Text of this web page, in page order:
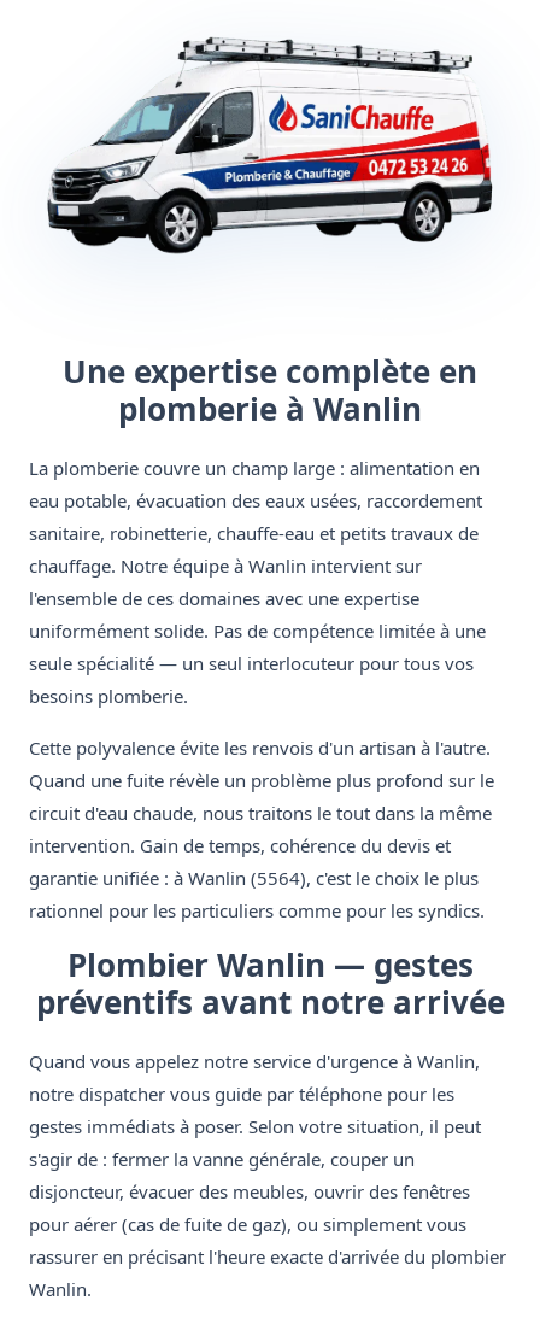
Une expertise complète en
plomberie à Wanlin
La plomberie couvre un champ large : alimentation en
eau potable, évacuation des eaux usées, raccordement
sanitaire, robinetterie, chauffe-eau et petits travaux de
chauffage. Notre équipe à Wanlin intervient sur
l'ensemble de ces domaines avec une expertise
uniformément solide. Pas de compétence limitée à une
seule spécialité — un seul interlocuteur pour tous vos
besoins plomberie.
Cette polyvalence évite les renvois d'un artisan à l'autre.
Quand une fuite révèle un problème plus profond sur le
circuit d'eau chaude, nous traitons le tout dans la même
intervention. Gain de temps, cohérence du devis et
garantie unifiée : à Wanlin (5564), c'est le choix le plus
rationnel pour les particuliers comme pour les syndics.
Plombier Wanlin — gestes
préventifs avant notre arrivée
Quand vous appelez notre service d'urgence à Wanlin,
notre dispatcher vous guide par téléphone pour les
gestes immédiats à poser. Selon votre situation, il peut
s'agir de : fermer la vanne générale, couper un
disjoncteur, évacuer des meubles, ouvrir des fenêtres
pour aérer (cas de fuite de gaz), ou simplement vous
rassurer en précisant l'heure exacte d'arrivée du plombier
Wanlin.